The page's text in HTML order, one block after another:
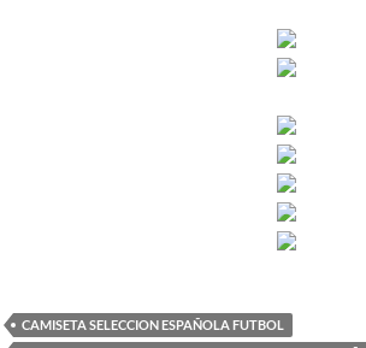
CAMISETA SELECCION ESPAÑOLA FUTBOL